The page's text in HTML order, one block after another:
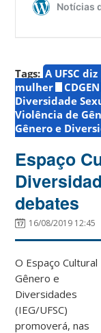
Tags: A UFSC
mulher
CDGEN
Diversidade
Violência de
Gênero e
Espaço
debates
16/08/2019 12:45
O Espaço Cultural
Gênero e
Diversidades
(IEG/UFSC)
promoverá, nas